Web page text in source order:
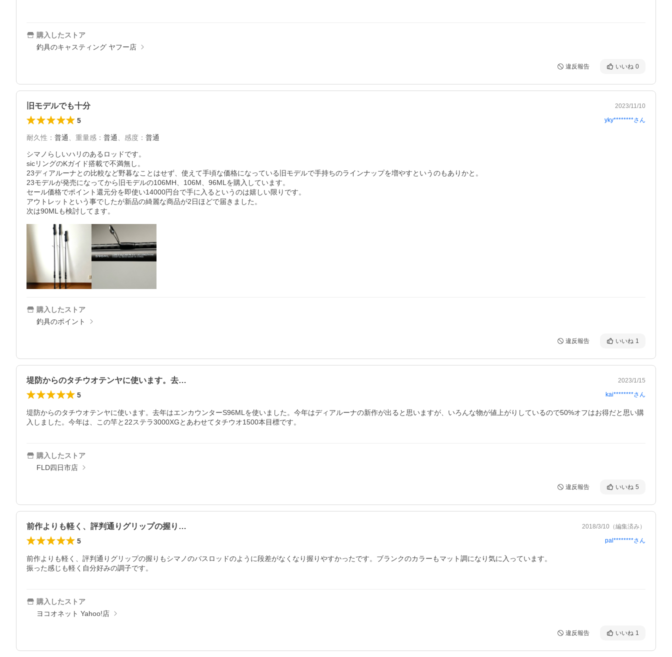
購入したストア
釣具のキャスティング ヤフー店
違反報告 いいね 0
旧モデルでも十分 2023/11/10
5 yky********さん
耐久性 ： 普通 、 重量感 ： 普通 、 感度 ： 普通
シマノらしいハリのあるロッドです。
sicリングのKガイド搭載で不満無し。
23ディアルーナとの比較など野暮なことはせず、使えて手頃な価格になっている旧モデルで手持ちのラインナップを増やすというのもありかと。
23モデルが発売になってから旧モデルの106MH、106M、96MLを購入しています。
セール価格でポイント還元分を即使い14000円台で手に入るというのは嬉しい限りです。
アウトレットという事でしたが新品の綺麗な商品が2日ほどで届きました。
次は90MLも検討してます。
購入したストア
釣具のポイント
違反報告 いいね 1
堤防からのタチウオテンヤに使います。去… 2023/1/15
5 kai********さん
堤防からのタチウオテンヤに使います。去年はエンカウンターS96MLを使いました。今年はディアルーナの新作が出ると思いますが、いろんな物が値上がりしているので50%オフはお得だと思い購
入しました。今年は、この竿と22ステラ3000XGとあわせてタチウオ1500本目標です。
購入したストア
FLD四日市店
違反報告 いいね 5
前作よりも軽く、評判通りグリップの握り… 2018/3/10 （編集済み）
5 pal********さん
前作よりも軽く、評判通りグリップの握りもシマノのバスロッドのように段差がなくなり握りやすかったです。ブランクのカラーもマット調になり気に入っています。
振った感じも軽く自分好みの調子です。
購入したストア
ヨコオネット Yahoo!店
違反報告 いいね 1